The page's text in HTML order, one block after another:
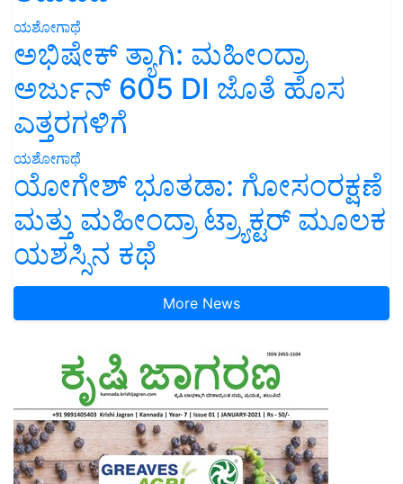
ಯಶೋಗಾಥೆ
ಅಭಿಷೇಕ್ ತ್ಯಾಗಿ: ಮಹೀಂದ್ರಾ
ಅರ್ಜುನ್ 605 DI ಜೊತೆ ಹೊಸ
ಎತ್ತರಗಳಿಗೆ
ಯಶೋಗಾಥೆ
ಯೋಗೇಶ್ ಭೂತಡಾ: ಗೋಸಂರಕ್ಷಣೆ
ಮತ್ತು ಮಹೀಂದ್ರಾ ಟ್ರ್ಯಾಕ್ಟರ್ ಮೂಲಕ
ಯಶಸ್ಸಿನ ಕಥೆ
More News